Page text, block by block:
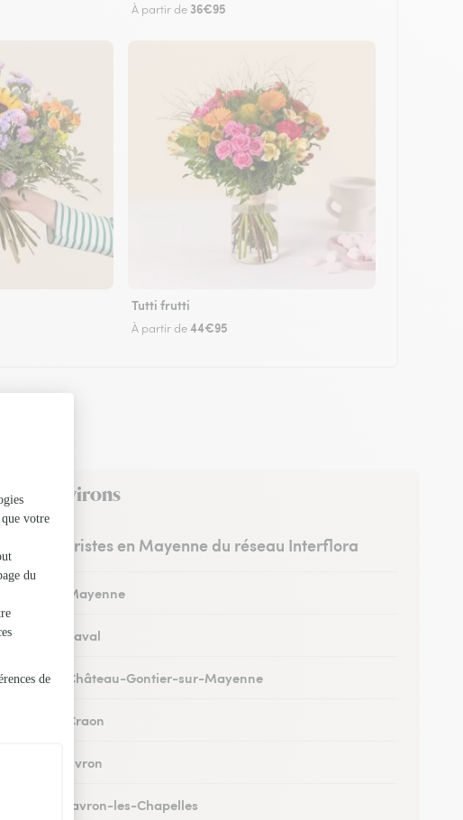
À partir de 36€95
Tutti frutti
À partir de44€95
ses environs
Les fleuristes en Mayenne du réseau Interflora
Fleuristes à Mayenne
à Laval
à Château-Gontier-sur-Mayenne
Fleuristes à Craon
Fleuristes à Évron
Fleuristes à Javron-les-Chapelles